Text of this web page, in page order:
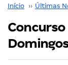
Início ›› Últimas